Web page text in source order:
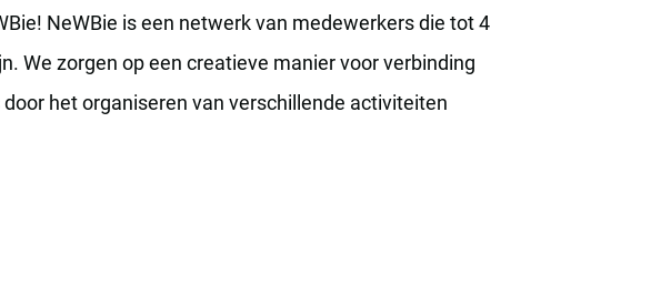
NeWBie is een netwerk van medewerkers die tot 4
We zorgen op een creatieve manier voor verbinding
door het organiseren van verschillende activiteiten